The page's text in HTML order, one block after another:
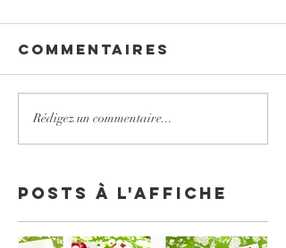
Commentaires
Rédigez un commentaire...
Posts à l'affiche